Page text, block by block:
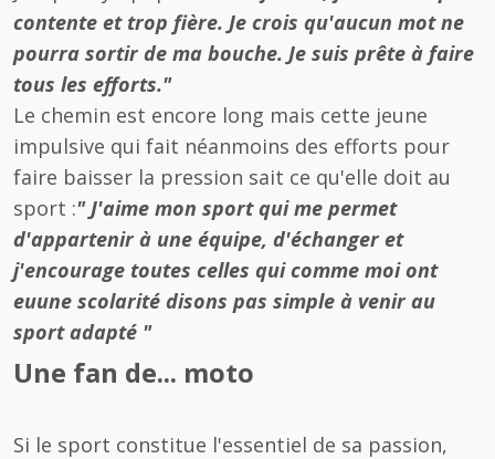
contente et trop fière. Je crois qu'aucun mot ne
pourra sortir de ma bouche. Je suis prête à faire
tous les efforts."
Le chemin est encore long mais cette jeune
impulsive qui fait néanmoins des efforts pour
faire baisser la pression sait ce qu'elle doit au
sport :" J'aime mon sport qui me permet
d'appartenir à une équipe, d'échanger et
j'encourage toutes celles qui comme moi ont
euune scolarité disons pas simple à venir au
sport adapté "
Une fan de... moto
Si le sport constitue l'essentiel de sa passion,